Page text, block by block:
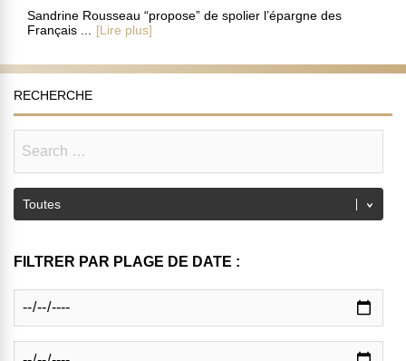
Sandrine Rousseau “propose” de spolier l’épargne des
Français ...
[Lire plus]
RECHERCHE
FILTRER PAR PLAGE DE DATE :